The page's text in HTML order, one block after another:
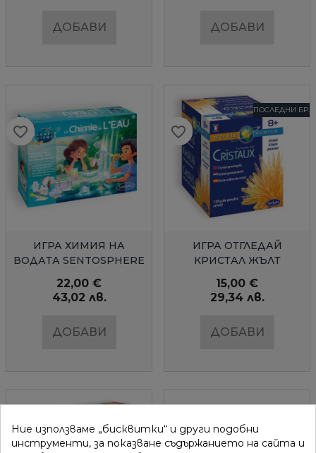
ДОБАВИ ДОБАВИ
БЪРЗ ПРЕГЛЕД
ИГРА ХИМИЯ НА
ВОДАТА SENTOSPHERE
22,00 €
43,02 лв.
ДОБАВИ
favorite_border
favorite_border
favorite_border
БЪРЗ ПРЕГЛЕД
ПОСЛЕДНИ БР.
ИГРА ОТГЛЕДАЙ
КРИСТАЛ ЖЪЛТ
15,00 €
29,34 лв.
ДОБАВИ
favorite_border
favorite_border
favorite_border
favorite_border
favorite_border
favorite_border favorite_border
favorite_border
favorite_border
Ние използваме „бисквитки“ и други подобни
инструменти, за показване съдържанието на сайта и